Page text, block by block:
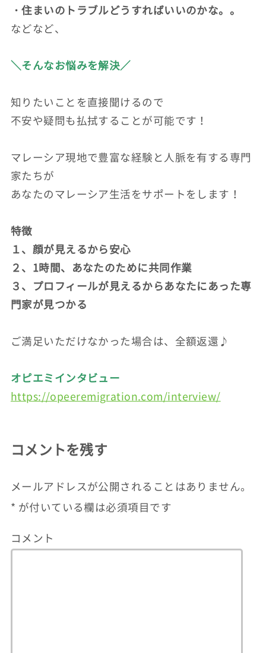
・住まいのトラブルどうすればいいのかな。。
などなど、
＼そんなお悩みを解決／
知りたいことを直接聞けるので
不安や疑問も払拭することが可能です！
マレーシア現地で豊富な経験と人脈を有する専門
家たちが
あなたのマレーシア生活をサポートをします！
特徴
１、顔が見えるから安心
２、1時間、あなたのために共同作業
３、プロフィールが見えるからあなたにあった専
門家が見つかる
ご満足いただけなかった場合は、全額返還♪
オピエミインタビュー
https://opeeremigration.com/interview/
コメントを残す
メールアドレスが公開されることはありません。
* が付いている欄は必須項目です
コメント